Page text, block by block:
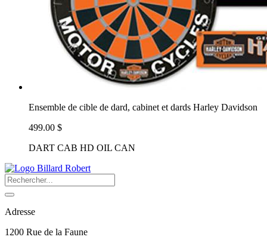
Ensemble de cible de dard, cabinet et dards Harley Davidson
499.00 $
DART CAB HD OIL CAN
Adresse
1200 Rue de la Faune